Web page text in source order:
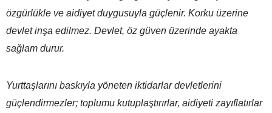
özgürlükle ve aidiyet duygusuyla güçlenir. Korku üzerine
devlet inşa edilmez. Devlet, öz güven üzerinde ayakta
sağlam durur.
Yurttaşlarını baskıyla yöneten iktidarlar devletlerini
güçlendirmezler; toplumu kutuplaştırırlar, aidiyeti zayıflatırlar